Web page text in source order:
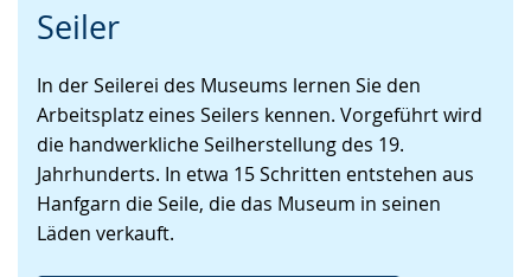
Seiler
Leichten
wechseln.
Audio-
Video
Deutscher
Gebärdensprache
wird
angezeigt.
In der Seilerei des Museums lernen Sie den
Arbeitsplatz eines Seilers kennen. Vorgeführt wird
die handwerkliche Seilherstellung des 19.
Jahrhunderts. In etwa 15 Schritten entstehen aus
Hanfgarn die Seile, die das Museum in seinen
Läden verkauft.